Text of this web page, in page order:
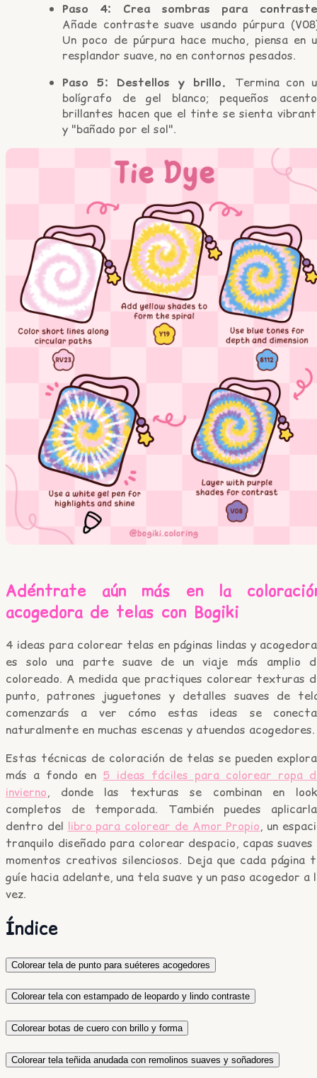
Paso 4: Crea sombras para
Añade contraste suave usando púrpura
Un poco de púrpura hace mucho, piensa en
resplandor suave, no en contornos pesados.
Paso 5: Destellos y brillo. Termina con
bolígrafo de gel blanco; pequeños
brillantes hacen que el tinte se sienta
y "bañado por el sol".
Adéntrate aún más en la
acogedora de telas con Bogiki
4 ideas para colorear telas en páginas lindas y
es solo una parte suave de un viaje más amplio
coloreado. A medida que practiques colorear texturas
punto, patrones juguetones y detalles suaves de
comenzarás a ver cómo estas ideas se
naturalmente en muchas escenas y atuendos acogedores.
Estas técnicas de coloración de telas se pueden
más a fondo en 5 ideas fáciles para colorear ropa
invierno, donde las texturas se combinan en
completos de temporada. También puedes
dentro del libro para colorear de Amor Propio, un
tranquilo diseñado para colorear despacio, capas suaves
momentos creativos silenciosos. Deja que cada página
guíe hacia adelante, una tela suave y un paso acogedor a
vez.
Índice
Colorear tela de punto para suéteres acogedores
Colorear tela con estampado de leopardo y lindo contraste
Colorear botas de cuero con brillo y forma
Colorear tela teñida anudada con remolinos suaves y soñadores